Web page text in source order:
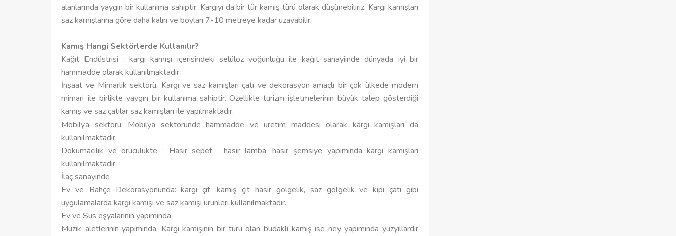
alanlarında yaygın bir kullanıma sahiptir. Kargıyı da bir tür kamış türü olarak düşünebiliriz. Kargı kamışları
saz kamışlarına göre daha kalın ve boyları 7-10 metreye kadar uzayabilir.
Kamış Hangi Sektörlerde Kullanılır?
Kağıt Endüstrisi : kargı kamışı içerisindeki selüloz yoğunluğu ile kağıt sanayiinde dünyada iyi bir
hammadde olarak kullanılmaktadır
İnşaat ve Mimarlık sektörü: Kargı ve saz kamışları çatı ve dekorasyon amaçlı bir çok ülkede modern
mimari ile birlikte yaygın bir kullanıma sahiptir. Özellikle turizm işletmelerinin büyük talep gösterdiği
kamış ve saz çatılar saz kamışları ile yapılmaktadır.
Mobilya sektörü: Mobilya sektöründe hammadde ve üretim maddesi olarak kargı kamışları da
kullanılmaktadır.
Dokumacılık ve örücülükte : Hasır sepet , hasır lamba, hasır şemsiye yapımında kargı kamışları
kullanılmaktadır.
İlaç sanayinde
Ev ve Bahçe Dekorasyonunda: kargı çit ,kamış çit hasır gölgelik, saz gölgelik ve kipi çatı gibi
uygulamalarda kargı kamışı ve saz kamışı ürünleri kullanılmaktadır.
Ev ve Süs eşyalarının yapımında
Müzik aletlerinin yapımında: Kargı kamışının bir türü olan budaklı kamış ise ney yapımında yüzyıllardır